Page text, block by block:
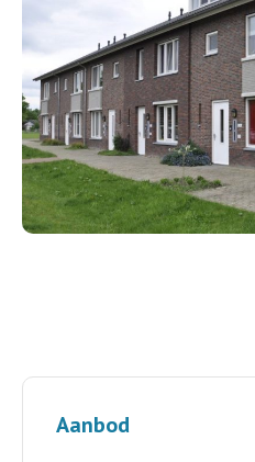
Aanbod